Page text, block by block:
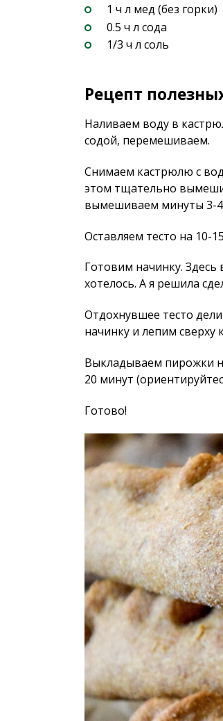
1 ч л мед (без горки)
0.5 ч л сода
1/3 ч л соль
Рецепт
Наливаем воду в
содой, перемешиваем.
Снимаем кастрюлю с
этом тщательно
вымешиваем минуты 3-4.
Оставляем тесто на 10-
Готовим начинку.
хотелось. А я решила
Отдохнувшее тесто
начинку и лепим сверху
Выкладываем пирожки
20 минут
Готово!